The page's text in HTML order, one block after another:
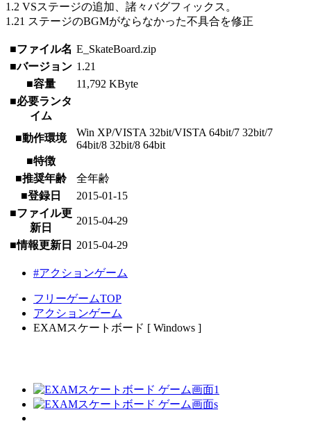
1.2 VSステージの追加、諸々バグフィックス。
1.21 ステージのBGMがならなかった不具合を修正
■ファイル名 E_SkateBoard.zip
■バージョン 1.21
■容量
11,792 KByte
■必要ランタ
イム
■動作環境
Win XP/VISTA 32bit/VISTA 64bit/7 32bit/7
64bit/8 32bit/8 64bit
■特徴
■推奨年齢
全年齢
■登録日
2015-01-15
■ファイル更
新日
2015-04-29
■情報更新日 2015-04-29
#アクションゲーム
フリーゲームTOP
アクションゲーム
EXAMスケートボード [ Windows ]